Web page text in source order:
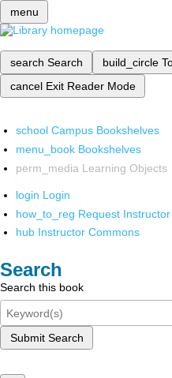
menu
search Search build_circle
cancel Exit Reader Mode
school Campus Bookshelves
menu_book Bookshelves
perm_media Learning Objects
login Login
how_to_reg Request
hub Instructor Commons
Search
Search this book
Submit Search